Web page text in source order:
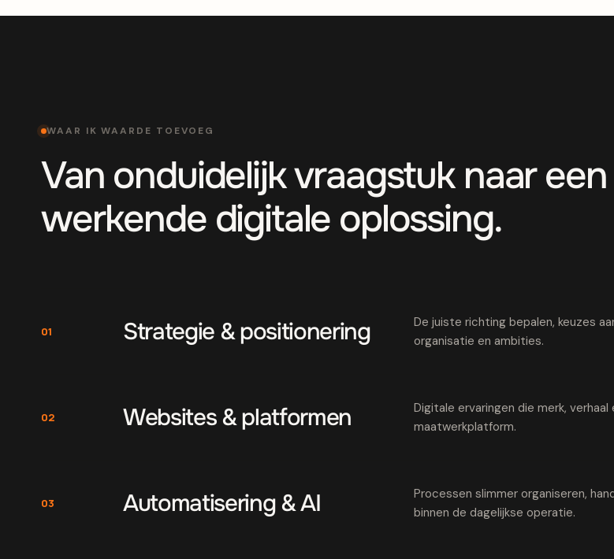
WAAR IK WAARDE TOEVOEG
Van onduidelijk vraagstuk naar een
werkende digitale oplossing.
01 Strategie & positionering
De juiste richting bepalen, keuzes
organisatie en ambities.
02 Websites & platformen
Digitale ervaringen die merk,
maatwerkplatform.
03 Automatisering & AI
Processen slimmer organiseren,
binnen de dagelijkse operatie.